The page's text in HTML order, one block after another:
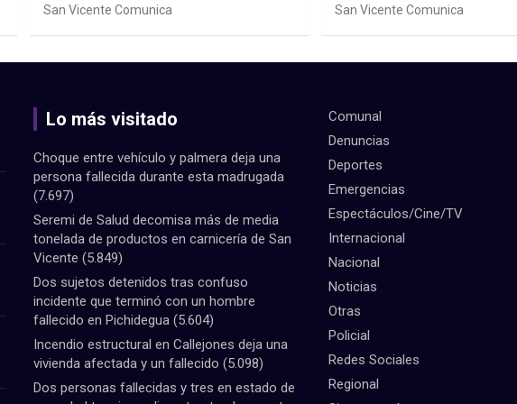
Powerlifting Sudáfrica 2026
San Vicente Comunica
Sistema Frontal
San Vicente Comunica
Lo más visitado
Choque entre vehículo y palmera deja una
persona fallecida durante esta madrugada
(7.697)
Seremi de Salud decomisa más de media
tonelada de productos en carnicería de San
Vicente (5.849)
Dos sujetos detenidos tras confuso
incidente que terminó con un hombre
fallecido en Pichidegua (5.604)
Incendio estructural en Callejones deja una
vivienda afectada y un fallecido (5.098)
Dos personas fallecidas y tres en estado de
Comunal
Denuncias
Deportes
Emergencias
Espectáculos/Cine/TV
Internacional
Nacional
Noticias
Otras
Policial
Redes Sociales
Regional